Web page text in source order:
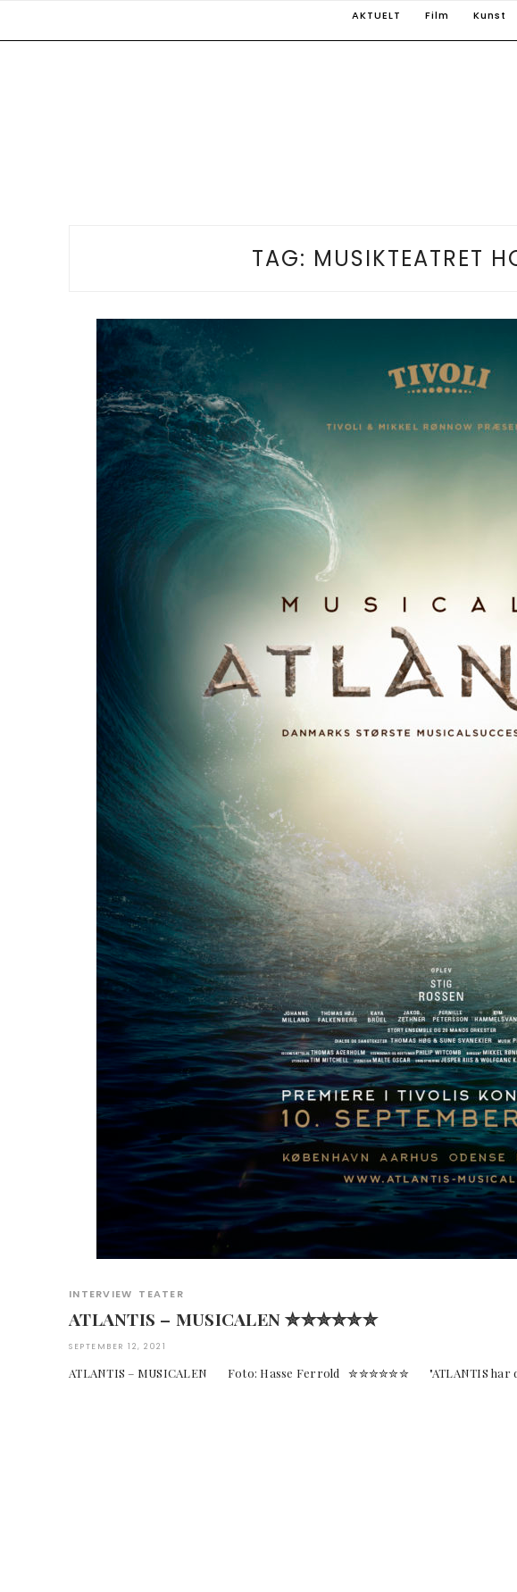
AKTUELT Film Kunst
TAG: MUSIKTEATRET
INTERVIEW TEATER
ATLANTIS – MUSICALEN ✮✮✮✮✮✮
SEPTEMBER 12, 2021
ATLANTIS – MUSICALEN Foto: Hasse Ferrold ✮✮✮✮✮✮ "ATLANTIS har